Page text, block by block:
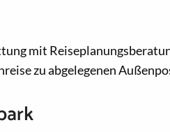
mit
zu abgelegenen